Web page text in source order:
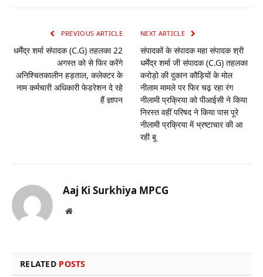
PREVIOUS ARTICLE
धर्मेंद्र शर्मा संपादक (C.G) तहलका 22
अगस्त को से फिर करेंगे
अनिश्चितकालीन हड़ताल, कलेक्टर के
नाम कर्मचारी अधिकारी फेडरेशन दे रहे
हैं ज्ञापन
NEXT ARTICLE
संपादकों के संपादक महा संपादक श्री
धर्मेंद्र शर्मा जी संपादक (C.G) तहलका
करोड़ो की दुकान कौड़ियों के मोल
नीलाम मामले पर फिर चढ़ रहा रंग
नीलामी प्रक्रिया को पीआईसी ने किया
निरस्त वहीं परिषद ने किया पास पूरे
नीलामी प्रक्रिया में भ्रष्टाचार की आ
रही बू
Aaj Ki Surkhiya MPCG
Website
RELATED POSTS